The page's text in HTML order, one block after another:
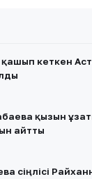
қашып кеткен
қызын
айтты
сіңлісі